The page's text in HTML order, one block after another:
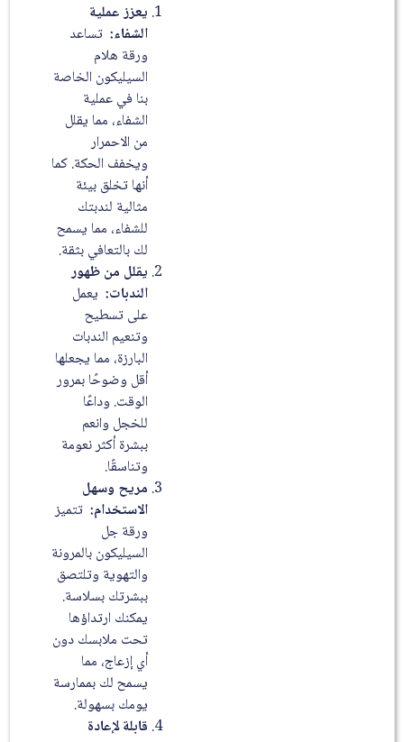
يعزز عملية
الشفاء: تساعد
ورقة هلام
السيليكون الخاصة
بنا في عملية
الشفاء، مما يقلل
من الاحمرار
ويخفف الحكة. كما
أنها تخلق بيئة
مثالية لندبتك
للشفاء، مما يسمح
لك بالتعافي بثقة.
يقلل من ظهور
الندبات: يعمل
على تسطيح
وتنعيم الندبات
البارزة، مما يجعلها
أقل وضوحًا بمرور
الوقت. وداعًا
للخجل وانعم
ببشرة أكثر نعومة
وتناسقًا.
مريح وسهل
الاستخدام: تتميز
ورقة جل
السيليكون بالمرونة
والتهوية وتلتصق
ببشرتك بسلاسة.
يمكنك ارتداؤها
تحت ملابسك دون
أي إزعاج، مما
يسمح لك بممارسة
يومك بسهولة.
قابلة لإعادة